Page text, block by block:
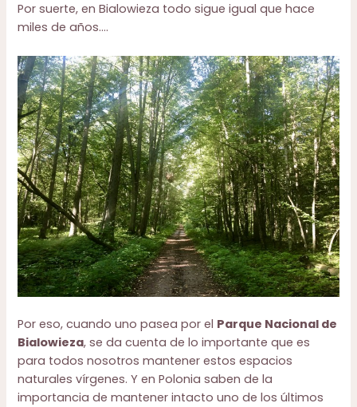
Por suerte, en Bialowieza todo sigue igual que hace
miles de años….
Por eso, cuando uno pasea por el Parque Nacional de
Bialowieza, se da cuenta de lo importante que es
para todos nosotros mantener estos espacios
naturales vírgenes. Y en Polonia saben de la
importancia de mantener intacto uno de los últimos